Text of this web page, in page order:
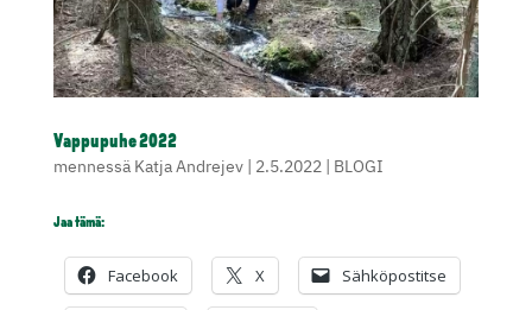
Vappupuhe 2022
mennessä Katja Andrejev| 2.5.2022| BLOGI
Jaa tämä:
Facebook X Sähköpostitse